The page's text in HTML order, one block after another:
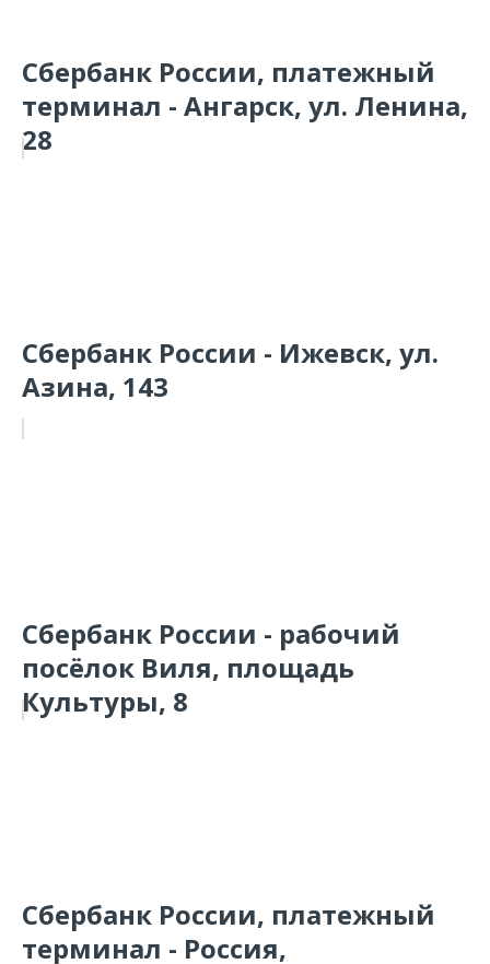
Сбербанк России, платежный
терминал - Ангарск, ул. Ленина,
28
Сбербанк России - Ижевск, ул.
Азина, 143
Сбербанк России - рабочий
посёлок Виля, площадь
Культуры, 8
Сбербанк России, платежный
терминал - Россия,